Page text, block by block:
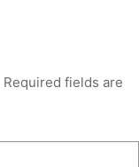
Required fields are